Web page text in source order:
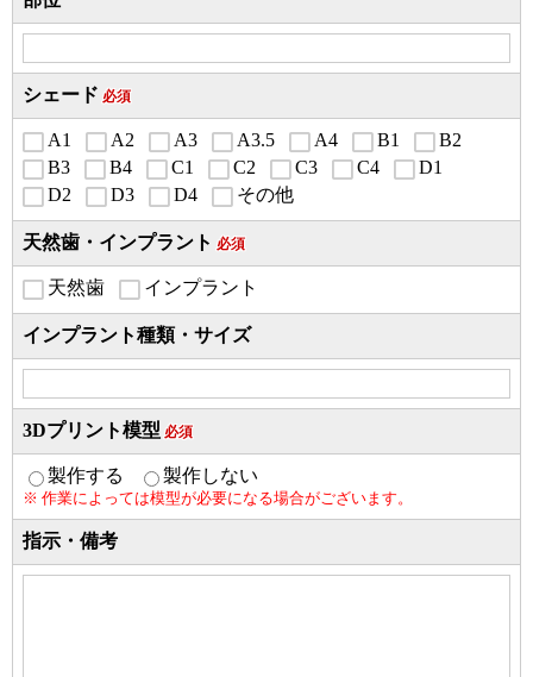
シェード 必須
A1 A2 A3 A3.5 A4 B1
B2
B3
B4 C1 C2 C3 C4
D1
D2
D3 D4 その他
天然歯・インプラント 必須
天然歯 インプラント
インプラント種類・サイズ
3Dプリント模型 必須
製作する 製作しない
※ 作業によっては模型が必要になる場合がございます。
指示・備考